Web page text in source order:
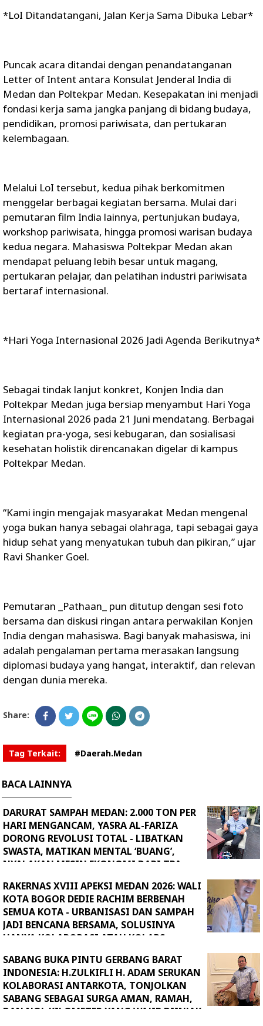
*LoI Ditandatangani, Jalan Kerja Sama Dibuka Lebar*
Puncak acara ditandai dengan penandatanganan
Letter of Intent antara Konsulat Jenderal India di
Medan dan Poltekpar Medan. Kesepakatan ini menjadi
fondasi kerja sama jangka panjang di bidang budaya,
pendidikan, promosi pariwisata, dan pertukaran
kelembagaan.
Melalui LoI tersebut, kedua pihak berkomitmen
menggelar berbagai kegiatan bersama. Mulai dari
pemutaran film India lainnya, pertunjukan budaya,
workshop pariwisata, hingga promosi warisan budaya
kedua negara. Mahasiswa Poltekpar Medan akan
mendapat peluang lebih besar untuk magang,
pertukaran pelajar, dan pelatihan industri pariwisata
bertaraf internasional.
*Hari Yoga Internasional 2026 Jadi Agenda Berikutnya*
Sebagai tindak lanjut konkret, Konjen India dan
Poltekpar Medan juga bersiap menyambut Hari Yoga
Internasional 2026 pada 21 Juni mendatang. Berbagai
kegiatan pra-yoga, sesi kebugaran, dan sosialisasi
kesehatan holistik direncanakan digelar di kampus
Poltekpar Medan.
“Kami ingin mengajak masyarakat Medan mengenal
yoga bukan hanya sebagai olahraga, tapi sebagai gaya
hidup sehat yang menyatukan tubuh dan pikiran,” ujar
Ravi Shanker Goel.
Pemutaran _Pathaan_ pun ditutup dengan sesi foto
bersama dan diskusi ringan antara perwakilan Konjen
India dengan mahasiswa. Bagi banyak mahasiswa, ini
adalah pengalaman pertama merasakan langsung
diplomasi budaya yang hangat, interaktif, dan relevan
dengan dunia mereka.
Share:
Tag Terkait: #Daerah.Medan
BACA LAINNYA
DARURAT SAMPAH MEDAN: 2.000 TON PER
HARI MENGANCAM, YASRA AL-FARIZA
DORONG REVOLUSI TOTAL - LIBATKAN
SWASTA, MATIKAN MENTAL ‘BUANG’,
NYALAKAN MESIN EKONOMI DARI TPA
RAKERNAS XVIII APEKSI MEDAN 2026: WALI
KOTA BOGOR DEDIE RACHIM BERBENAH
SEMUA KOTA - URBANISASI DAN SAMPAH
JADI BENCANA BERSAMA, SOLUSINYA
HANYA KOLABORASI ATAU KOLAPS
SABANG BUKA PINTU GERBANG BARAT
INDONESIA: H.ZULKIFLI H. ADAM SERUKAN
KOLABORASI ANTARKOTA, TONJOLKAN
SABANG SEBAGAI SURGA AMAN, RAMAH,
DAN NOL KILOMETER YANG WAJIB DIINJAK